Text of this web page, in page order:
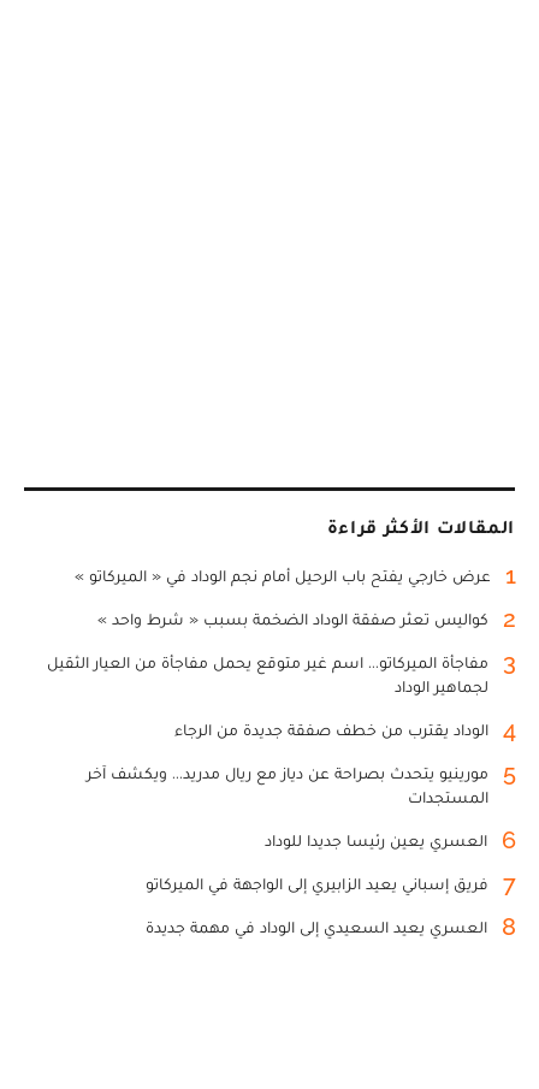
المقالات الأكثر قراءة
1 عرض خارجي يفتح باب الرحيل أمام نجم الوداد في « الميركاتو »
2 كواليس تعثر صفقة الوداد الضخمة بسبب « شرط واحد »
3
مفاجأة الميركاتو... اسم غير متوقع يحمل مفاجأة من العيار الثقيل
لجماهير الوداد
4 الوداد يقترب من خطف صفقة جديدة من الرجاء
5
مورينيو يتحدث بصراحة عن دياز مع ريال مدريد... ويكشف آخر
المستجدات
6 العسري يعين رئيسا جديدا للوداد
7 فريق إسباني يعيد الزابيري إلى الواجهة في الميركاتو
8 العسري يعيد السعيدي إلى الوداد في مهمة جديدة